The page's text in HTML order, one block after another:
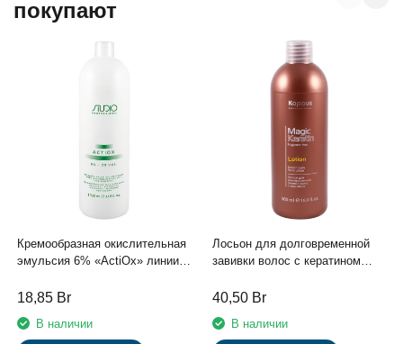
покупают
Кремообразная окислительная
эмульсия 6% «ActiOx» линии
экстрактом женьшеня и
18,85 Br
В наличии
Лосьон для долговременной
завивки волос с кератином
500 мл
40,50 Br
В наличии